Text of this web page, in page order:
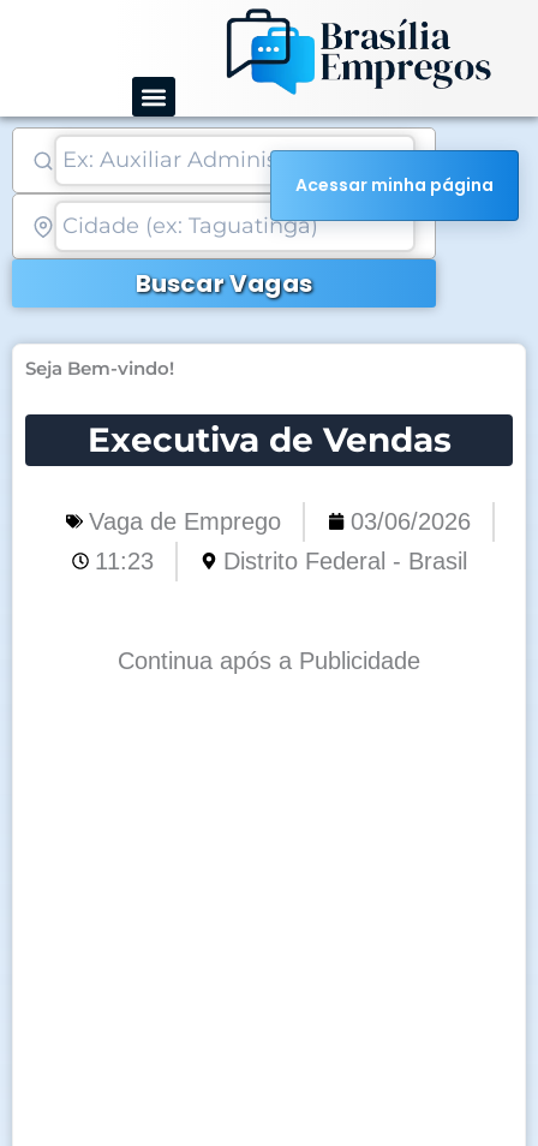
conteúdo
Buscar Vagas
Seja Bem-vindo!
Executiva de Vendas
Vaga de Emprego
03/06/2026
11:23
Distrito Federal - Brasil
Continua após a Publicidade
Acessar minha página